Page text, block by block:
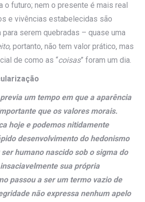
o futuro; nem o presente é mais real
e vivências estabelecidas são
para serem quebradas – quase uma
, portanto, não tem valor prático, mas
de como as “coisas” foram um dia.
um tempo em que a aparência
que os valores morais.
hoje e podemos nitidamente
desenvolvimento do hedonismo
humano nascido sob o sigma do
sua própria
passou a ser um termo vazio de
não expressa nenhum apelo